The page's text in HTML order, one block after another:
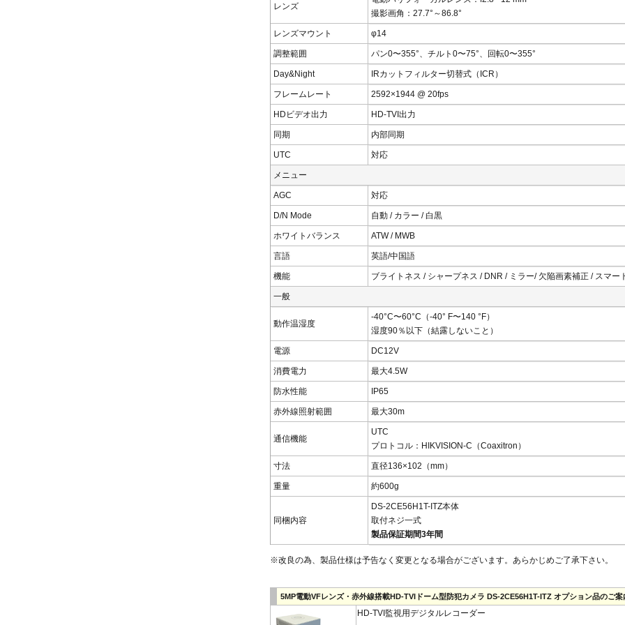
レンズ
撮影画角：27.7°～86.8°
レンズマウント φ14
調整範囲 パン0〜355°、チルト0〜75°、回転0〜355°
Day&Night IRカットフィルター切替式（ICR）
フレームレート 2592×1944 @ 20fps
HDビデオ出力 HD-TVI出力
同期 内部同期
UTC 対応
メニュー
AGC 対応
D/N Mode 自動 / カラー / 白黒
ホワイトバランス ATW / MWB
言語 英語/中国語
機能 ブライトネス / シャープネス / DNR / ミラー/ 欠陥画素補正 / スマー
一般
動作温湿度
-40°C〜60°C（-40° F〜140 °F）
湿度90％以下（結露しないこと）
電源 DC12V
消費電力 最大4.5W
防水性能 IP65
赤外線照射範囲 最大30m
通信機能
UTC
プロトコル：HIKVISION-C（Coaxitron）
寸法 直径136×102（mm）
重量 約600g
同梱内容
DS-2CE56H1T-ITZ本体
取付ネジ一式
製品保証期間3年間
※改良の為、製品仕様は予告なく変更となる場合がございます。あらかじめご了承下さい。
5MP電動VFレンズ・赤外線搭載HD-TVIドーム型防犯カメラ DS-2CE56H1T-ITZ オプション品のご案
HD-TVI監視用デジタルレコーダー